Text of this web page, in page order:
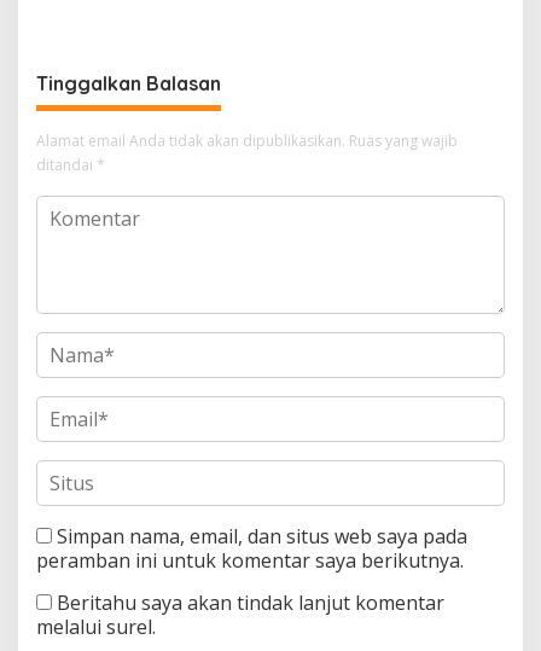
Tinggalkan Balasan
Alamat email Anda tidak akan dipublikasikan. Ruas yang wajib
ditandai *
Simpan nama, email, dan situs web saya pada
peramban ini untuk komentar saya berikutnya.
Beritahu saya akan tindak lanjut komentar
melalui surel.